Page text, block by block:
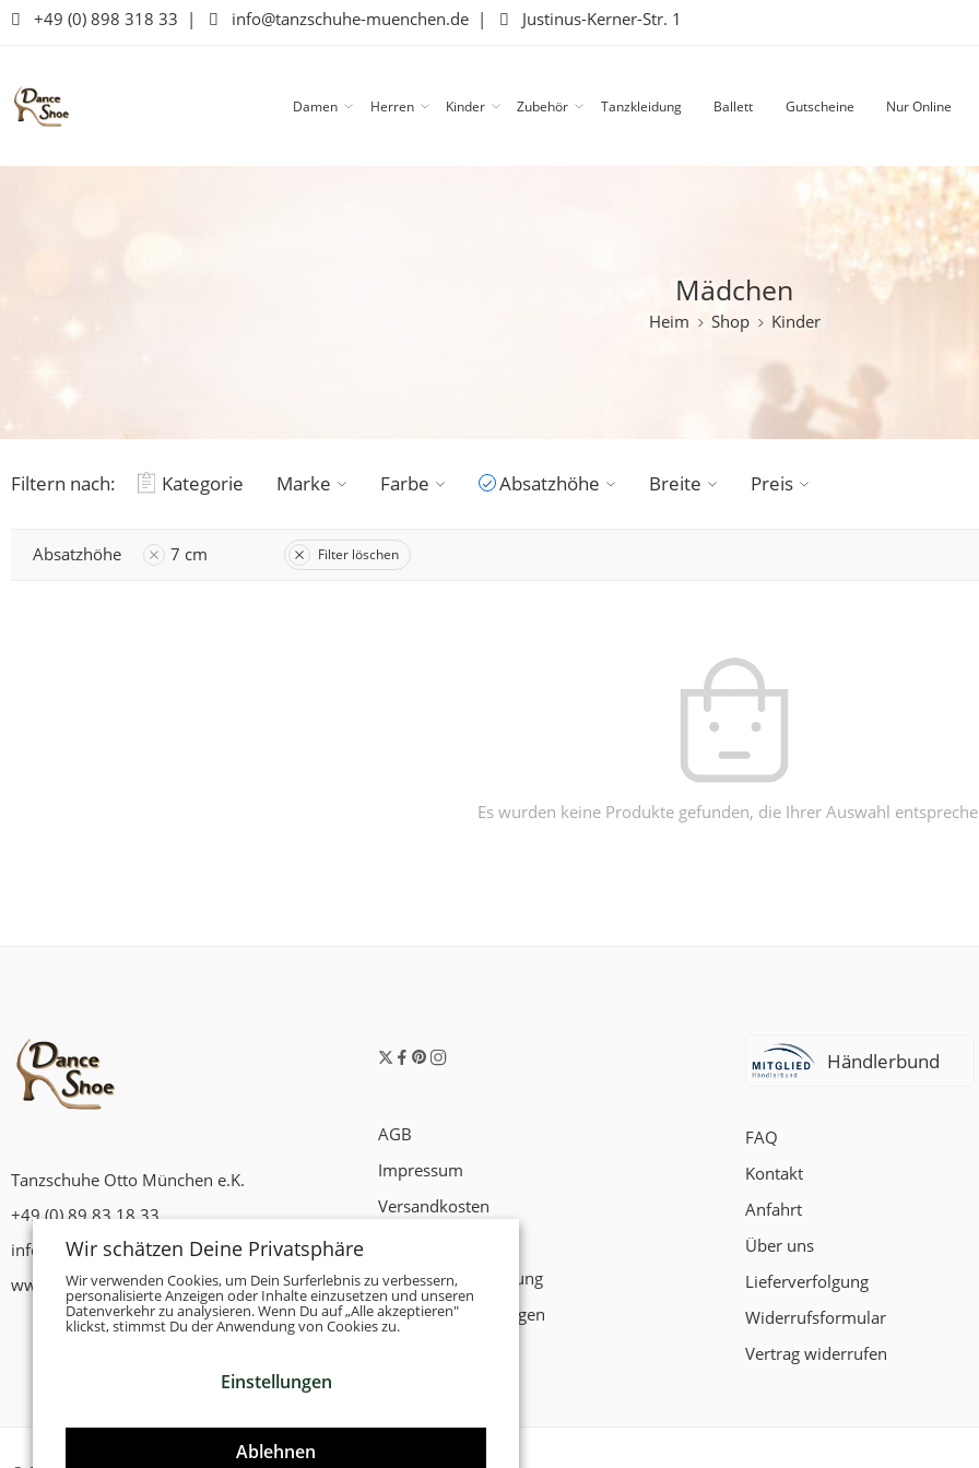
+49 (0) 898 318 33 | info@tanzschuhe-muenchen.de | Justinus-Kerner-Str. 1
Damen Herren Kinder Zubehör Tanzkleidung Ballett Gutscheine Nur Online
Mädchen
Heim Shop Kinder
Filtern nach: Kategorie Marke Farbe Absatzhöhe Breite Preis
Absatzhöhe 7 cm Filter löschen
Es wurden keine Produkte gefunden, die Ihrer Auswahl
Tanzschuhe Otto München e.K.
+49 (0) 89 83 18 33
info@tanzschuhe-muenchen.de
www.tanzschuhe-muenchen.de
AGB
Impressum
Versandkosten
Datenschutzerklärung
Zahlungsbedingungen
Händlerbund
FAQ
Kontakt
Anfahrt
Über uns
Lieferverfolgung
Widerrufsformular
Vertrag widerrufen
Wir schätzen Deine Privatsphäre
Wir verwenden Cookies, um Dein Surferlebnis zu verbessern,
personalisierte Anzeigen oder Inhalte einzusetzen und unseren
Datenverkehr zu analysieren. Wenn Du auf „Alle akzeptieren"
klickst, stimmst Du der Anwendung von Cookies zu.
Einstellungen
Ablehnen